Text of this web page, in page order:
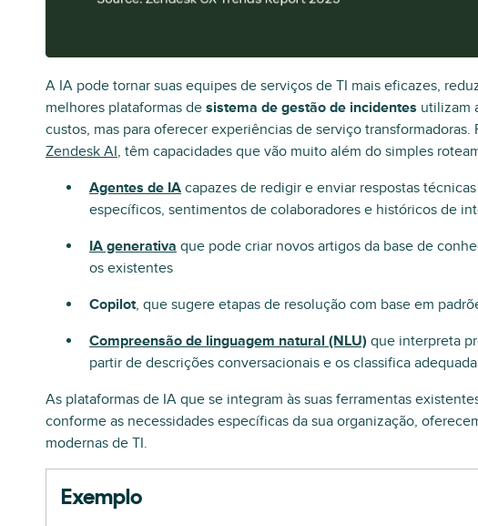
A IA pode tornar suas equipes de serviços de TI mais eficazes,
melhores plataformas de sistema de gestão de incidentes utilizam
custos, mas para oferecer experiências de serviço transformadoras.
Zendesk AI, têm capacidades que vão muito além do simples
Agentes de IA capazes de redigir e enviar respostas
específicos, sentimentos de colaboradores e históricos de
IA generativa que pode criar novos artigos da base de
os existentes
Copilot, que sugere etapas de resolução com base em
Compreensão de linguagem natural (NLU) que interpreta
partir de descrições conversacionais e os classifica
As plataformas de IA que se integram às suas ferramentas
conforme as necessidades específicas da sua organização,
modernas de TI.
Exemplo